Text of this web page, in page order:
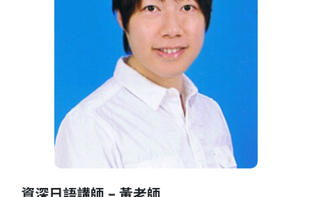
資深日語講師 – 黃老師